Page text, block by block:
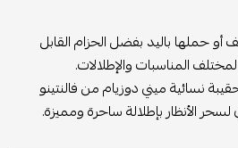
أو حملها باليد بفضل الحزام القابل
المناسبات والإطلالات.
نسائية ميني دوزيام من فالنتينو
لسحر الأنظار بإطلالة ساحرة ومميزة.